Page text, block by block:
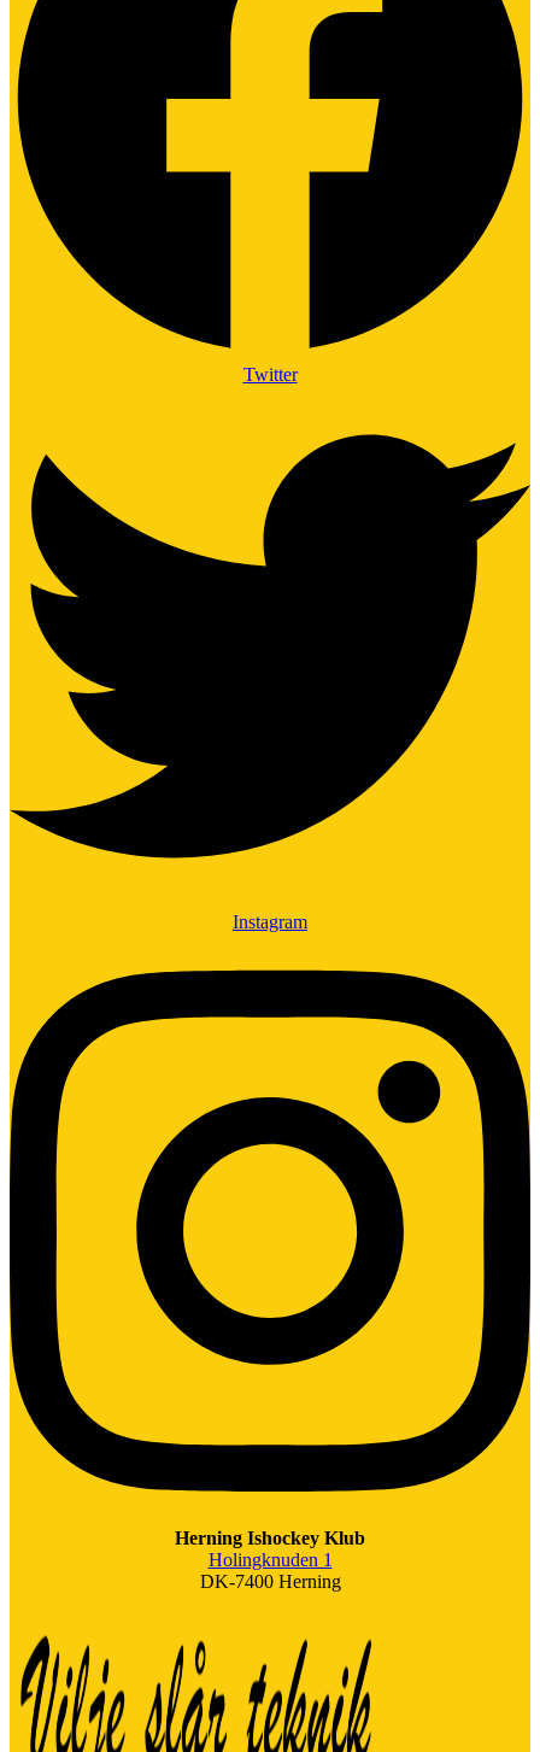
Twitter
Instagram
Herning Ishockey Klub
Holingknuden 1
DK-7400 Herning